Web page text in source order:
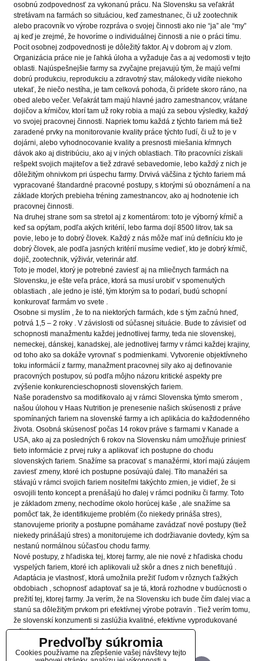
osobnú zodpovednosť za vykonanú prácu. Na Slovensku sa veľakrát
stretávam na farmách so situáciou, keď zamestnanec, či už zootechnik
alebo pracovník vo výrobe rozpráva o svojej činnosti ako nie “ja” ale “my”
aj keď je zrejmé, že hovoríme o individuálnej činnosti a nie o práci tímu.
Pocit osobnej zodpovednosti je dôležitý faktor. Aj v dobrom aj v zlom.
Organizácia práce nie je ľahká úloha a vyžaduje čas a aj vedomosti v tejto
oblasti. Najúspešnejšie farmy sa zvyčajne prejavujú tým, že majú veľmi
dobrú produkciu, reprodukciu a zdravotný stav, málokedy vidíte niekoho
utekať, že niečo nestíha, je tam celková pohoda, či prídete skoro ráno, na
obed alebo večer. Veľakrát tam majú hlavné jadro zamestnancov, vrátane
dojičov a kŕmičov, ktorí tam už roky robia a majú za sebou výsledky, každý
vo svojej pracovnej činnosti. Napriek tomu každá z týchto fariem má tiež
zaradené prvky na monitorovanie kvality práce týchto ľudí, či už to je v
dojárni, alebo vyhodnocovanie kvality a presnosti miešania kŕmnych
dávok ako aj distribúciu, ako aj v iných oblastiach. Títo pracovníci získali
rešpekt svojich majiteľov a tiež zdravé sebavedomie, lebo každý z nich je
dôležitým ohnivkom pri úspechu farmy. Drvivá väčšina z týchto fariem má
vypracované štandardné pracovné postupy, s ktorými sú oboznámení a na
základe ktorých prebieha tréning zamestnancov, ako aj hodnotenie ich
pracovnej činnosti.
Na druhej strane som sa stretol aj z komentárom: toto je výborný kŕmič a
keď sa opýtam, podľa akých kritérií, lebo farma dojí 8500 litrov, tak sa
povie, lebo je to dobrý človek. Každý z nás môže mať inú definíciu kto je
dobrý človek, ale podľa jasných kritérií musíme vedieť, kto je dobrý kŕmič,
dojič, zootechnik, výživár, veterinár atď.
Toto je model, ktorý je potrebné zaviesť aj na mliečnych farmách na
Slovensku, je ešte veľa práce, ktorá sa musí urobiť v spomenutých
oblastiach , ale jedno je isté, tým ktorým sa to podarí, budú schopní
konkurovať farmám vo svete .
Osobne si myslím , že to na niektorých farmách, kde s tým začnú hneď,
potrvá 1,5 – 2 roky . V závislosti od súčasnej situácie. Bude to závisieť od
schopnosti manažmentu každej jednotlivej farmy, teda nie slovenskej,
nemeckej, dánskej, kanadskej, ale jednotlivej farmy v rámci každej krajiny,
od toho ako sa dokáže vyrovnať s podmienkami. Vytvorenie objektívneho
toku informácií z farmy, manažment pracovnej sily ako aj definovanie
pracovných postupov, sú podľa môjho názoru kritické aspekty pre
zvýšenie konkurencieschopnosti slovenských fariem.
Naše poradenstvo sa modifikovalo aj v rámci Slovenska týmto smerom ,
našou úlohou v Haas Nutrition je prenesenie našich skúsenosti z práve
spomínaných fariem na slovenské farmy a ich aplikácia do každodenného
života. Osobná skúsenosť počas 14 rokov práve s farmami v Kanade a
USA, ako aj za posledných 6 rokov na Slovensku nám umožňuje priniesť
tieto informácie z prvej ruky a aplikovať ich postupne do chodu
slovenských fariem. Snažíme sa pracovať s manažérmi, ktorí majú záujem
zaviesť zmeny, ktoré ich postupne posúvajú ďalej. Títo manažéri sa
stávajú v rámci svojich fariem nositeľmi takýchto zmien, je vidieť, že si
osvojili tento koncept a prenášajú ho ďalej v rámci podniku či farmy. Toto
je základom zmeny, nechodíme okolo horúcej kaše , ale snažíme sa
pomôcť tak, že identifikujeme problém (čo niekedy prináša stres),
stanovujeme priority a postupne pomáhame zavádzať nové postupy (tiež
niekedy prinášajú stres) a monitorujeme ich dodržiavanie dovtedy, kým sa
nestanú normálnou súčasťou chodu farmy.
Nové postupy, z hľadiska tej, ktorej farmy, ale nie nové z hľadiska chodu
vyspelých fariem, ktoré ich aplikovali už skôr a dnes z nich benefitujú .
Adaptácia je vlastnosť, ktorá umožnila prežiť ľuďom v rôznych ťažkých
obdobiach , schopnosť adaptovať sa je tá, ktorá rozhodne v budúcnosti o
prežití tej, ktorej farmy. Ja verím, že na Slovensku ich bude čím ďalej viac a
stanú sa dôležitým prvkom pri efektívnej výrobe potravín . Tiež verím tomu,
že slovenskí konzumenti si zaslúžia kvalitné, efektívne vyprodukované
mlieko a syry zo slovenských fariem.
Predvoľby súkromia
Cookies používame na zlepšenie vašej návštevy tejto